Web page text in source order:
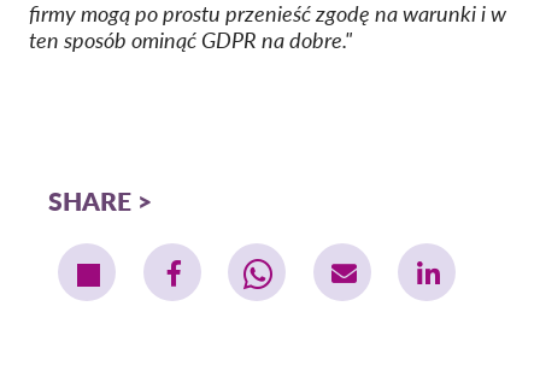
firmy mogą po prostu przenieść zgodę na warunki i w
ten sposób ominąć GDPR na dobre."
SHARE